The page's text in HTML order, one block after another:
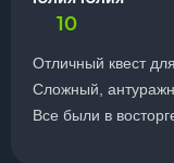
10
Отличный квест
Сложный,
Все были в